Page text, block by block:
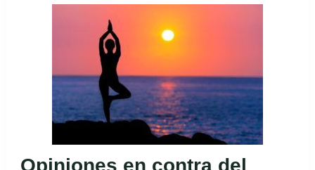
Opiniones en contra del